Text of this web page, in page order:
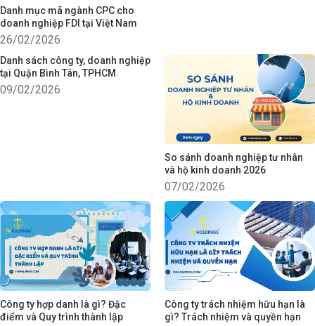
Danh mục mã ngành CPC cho
doanh nghiệp FDI tại Việt Nam
26/02/2026
Danh sách công ty, doanh nghiệp
tại Quận Bình Tân, TPHCM
09/02/2026
So sánh doanh nghiệp tư nhân
và hộ kinh doanh 2026
07/02/2026
Công ty hợp danh là gì? Đặc
điểm và Quy trình thành lập
Công ty trách nhiệm hữu hạn là
gì? Trách nhiệm và quyền hạn